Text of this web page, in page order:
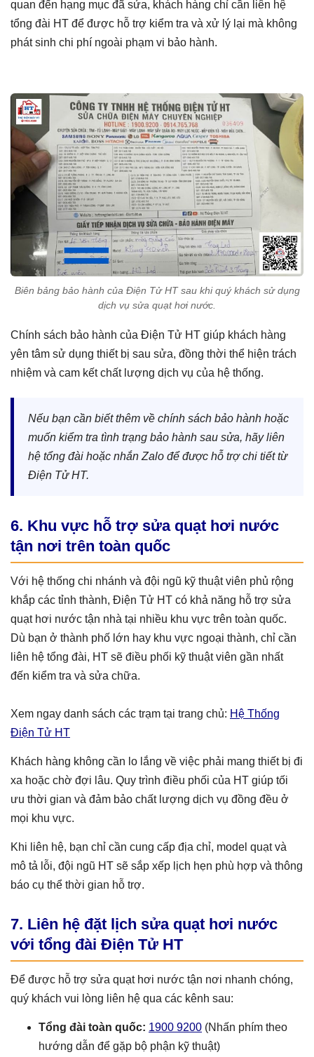
quan đến hạng mục đã sửa, khách hàng chỉ cần liên hệ
tổng đài HT để được hỗ trợ kiểm tra và xử lý lại mà không
phát sinh chi phí ngoài phạm vi bảo hành.
Biên bảng bảo hành của Điện Tử HT sau khi quý khách sử dụng
dịch vụ sửa quạt hơi nước.
Chính sách bảo hành của Điện Tử HT giúp khách hàng
yên tâm sử dụng thiết bị sau sửa, đồng thời thể hiện trách
nhiệm và cam kết chất lượng dịch vụ của hệ thống.
Nếu bạn cần biết thêm về chính sách bảo hành hoặc
muốn kiểm tra tình trạng bảo hành sau sửa, hãy liên
hệ tổng đài hoặc nhắn Zalo để được hỗ trợ chi tiết từ
Điện Tử HT.
6. Khu vực hỗ trợ sửa quạt hơi nước
tận nơi trên toàn quốc
Với hệ thống chi nhánh và đội ngũ kỹ thuật viên phủ rộng
khắp các tỉnh thành, Điện Tử HT có khả năng hỗ trợ sửa
quạt hơi nước tận nhà tại nhiều khu vực trên toàn quốc.
Dù bạn ở thành phố lớn hay khu vực ngoại thành, chỉ cần
liên hệ tổng đài, HT sẽ điều phối kỹ thuật viên gần nhất
đến kiểm tra và sửa chữa.
Xem ngay danh sách các trạm tại trang chủ: Hệ Thống
Điện Tử HT
Khách hàng không cần lo lắng về việc phải mang thiết bị đi
xa hoặc chờ đợi lâu. Quy trình điều phối của HT giúp tối
ưu thời gian và đảm bảo chất lượng dịch vụ đồng đều ở
mọi khu vực.
Khi liên hệ, bạn chỉ cần cung cấp địa chỉ, model quạt và
mô tả lỗi, đội ngũ HT sẽ sắp xếp lịch hẹn phù hợp và thông
báo cụ thể thời gian hỗ trợ.
7. Liên hệ đặt lịch sửa quạt hơi nước
với tổng đài Điện Tử HT
Để được hỗ trợ sửa quạt hơi nước tận nơi nhanh chóng,
quý khách vui lòng liên hệ qua các kênh sau:
Tổng đài toàn quốc: 1900 9200 (Nhấn phím theo
hướng dẫn để gặp bộ phận kỹ thuật)